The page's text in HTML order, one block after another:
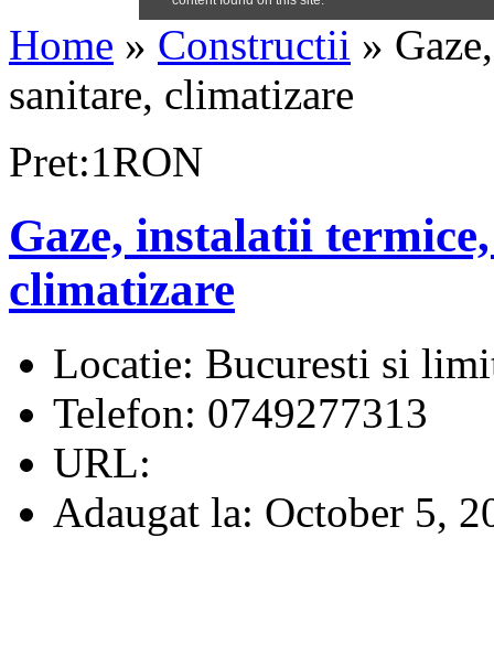
Home » Constructii »
sanitare, climatizare
Pret:1RON
Gaze, instalatii
climatizare
Locatie: Bucuresti si
Telefon: 0749277313
URL:
Adaugat la: October 5,